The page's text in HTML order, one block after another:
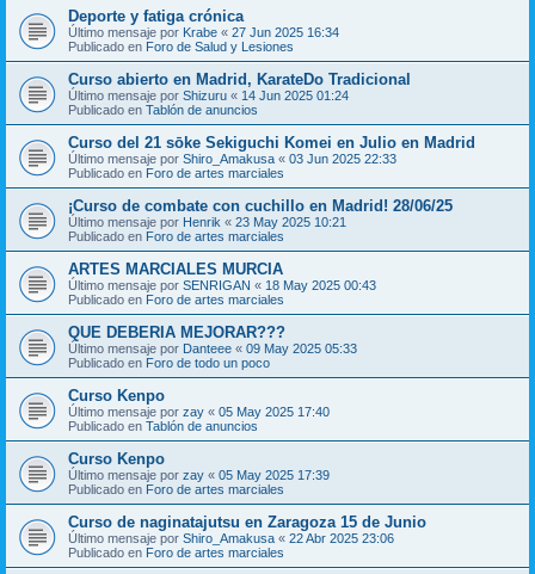
Deporte y fatiga crónica
Último mensaje por Krabe « 27 Jun 2025 16:34
Publicado en Foro de Salud y Lesiones
Curso abierto en Madrid, KarateDo Tradicional
Último mensaje por Shizuru « 14 Jun 2025 01:24
Publicado en Tablón de anuncios
Curso del 21 sōke Sekiguchi Komei en Julio en Madrid
Último mensaje por Shiro_Amakusa « 03 Jun 2025 22:33
Publicado en Foro de artes marciales
¡Curso de combate con cuchillo en Madrid! 28/06/25
Último mensaje por Henrik « 23 May 2025 10:21
Publicado en Foro de artes marciales
ARTES MARCIALES MURCIA
Último mensaje por SENRIGAN « 18 May 2025 00:43
Publicado en Foro de artes marciales
QUE DEBERIA MEJORAR???
Último mensaje por Danteee « 09 May 2025 05:33
Publicado en Foro de todo un poco
Curso Kenpo
Último mensaje por zay « 05 May 2025 17:40
Publicado en Tablón de anuncios
Curso Kenpo
Último mensaje por zay « 05 May 2025 17:39
Publicado en Foro de artes marciales
Curso de naginatajutsu en Zaragoza 15 de Junio
Último mensaje por Shiro_Amakusa « 22 Abr 2025 23:06
Publicado en Foro de artes marciales